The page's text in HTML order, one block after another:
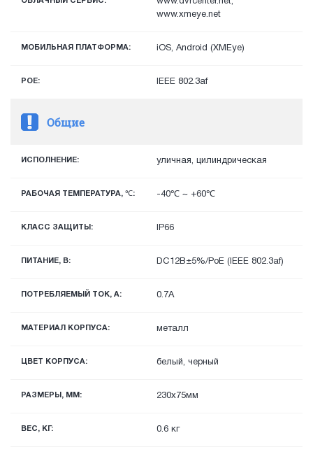
www.xmeye.net
МОБИЛЬНАЯ ПЛАТФОРМА: iOS, Android (XMEye)
POE: IEEE 802.3af
Общие
ИСПОЛНЕНИЕ: уличная, цилиндрическая
РАБОЧАЯ ТЕМПЕРАТУРА, ℃: -40℃ ~ +60℃
КЛАСС ЗАЩИТЫ: IP66
ПИТАНИЕ, В: DС12В±5%/PoE (IEEE 802.3af)
ПОТРЕБЛЯЕМЫЙ ТОК, А: 0.7А
МАТЕРИАЛ КОРПУСА: металл
ЦВЕТ КОРПУСА: белый, черный
РАЗМЕРЫ, ММ: 230x75мм
ВЕС, КГ: 0.6 кг